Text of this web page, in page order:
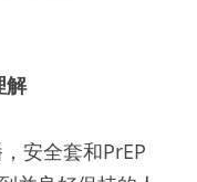
解
安全套和PrEP